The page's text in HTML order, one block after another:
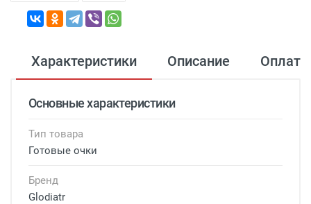
Характеристики Описание Оплата
Основные характеристики
Тип товара
Готовые очки
Бренд
Glodiatr